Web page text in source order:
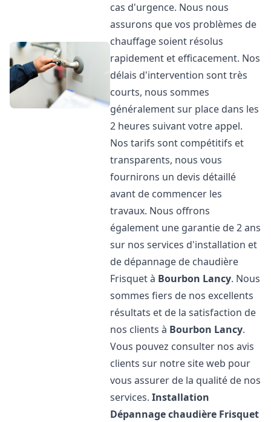
cas d'urgence. Nous nous
assurons que vos problèmes de
chauffage soient résolus
rapidement et efficacement. Nos
délais d'intervention sont très
courts, nous sommes
généralement sur place dans les
2 heures suivant votre appel.
Nos tarifs sont compétitifs et
transparents, nous vous
fournirons un devis détaillé
avant de commencer les
travaux. Nous offrons
également une garantie de 2 ans
sur nos services d'installation et
de dépannage de chaudière
Frisquet à Bourbon Lancy. Nous
sommes fiers de nos excellents
résultats et de la satisfaction de
nos clients à Bourbon Lancy.
Vous pouvez consulter nos avis
clients sur notre site web pour
vous assurer de la qualité de nos
services.Installation
Dépannage chaudière Frisquet